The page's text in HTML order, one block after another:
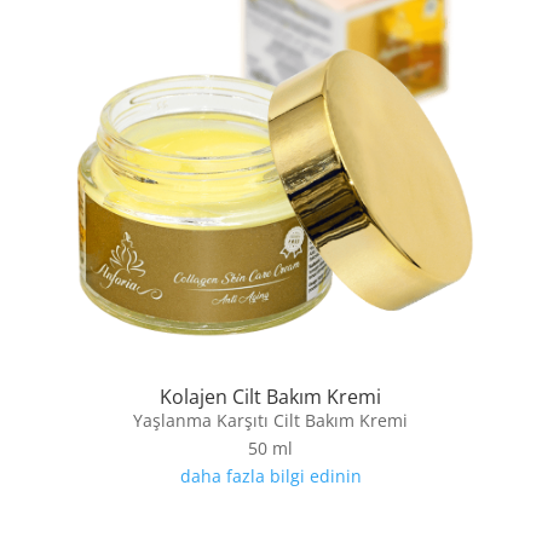
Kolajen Cilt Bakım Kremi
Yaşlanma Karşıtı Cilt Bakım Kremi
50 ml
daha fazla bilgi edinin